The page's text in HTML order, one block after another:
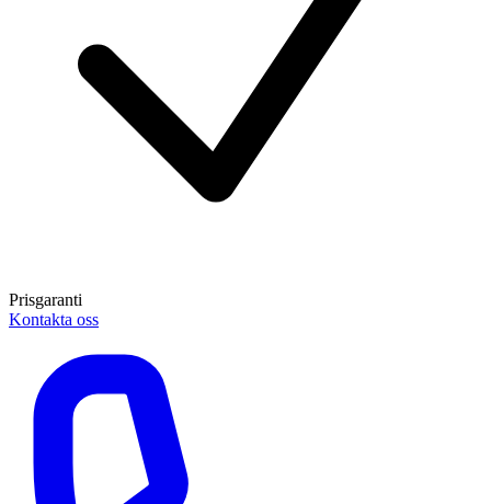
Prisgaranti
Kontakta oss